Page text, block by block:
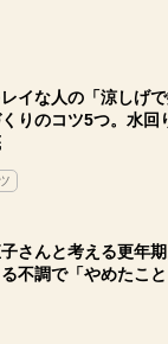
イな人の「涼しげで
りのコツ5つ。水回
さんと考える更年
不調で「やめたこと